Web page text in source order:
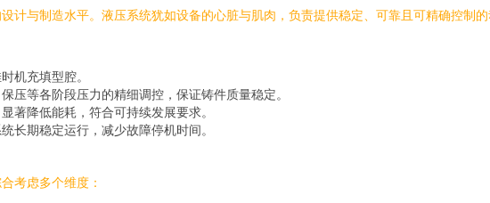
计与制造水平。液压系统犹如设备的心脏与肌肉，负责提供稳定、可靠且可精确控制的
机充填型腔。
压等各阶段压力的精细调控，保证铸件质量稳定。
著降低能耗，符合可持续发展要求。
长期稳定运行，减少故障停机时间。
考虑多个维度：